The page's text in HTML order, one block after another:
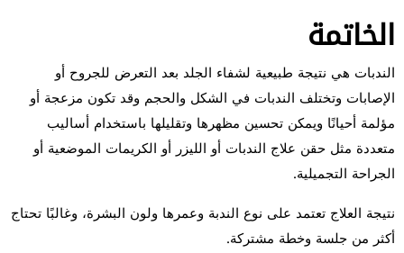
الخاتمة
الندبات هي نتيجة طبيعية لشفاء الجلد بعد التعرض للجروح أو
الإصابات وتختلف الندبات في الشكل والحجم وقد تكون مزعجة أو
مؤلمة أحيانًا ويمكن تحسين مظهرها وتقليلها باستخدام أساليب
متعددة مثل حقن علاج الندبات أو الليزر أو الكريمات الموضعية أو
الجراحة التجميلية.
نتيجة العلاج تعتمد على نوع الندبة وعمرها ولون البشرة، وغالبًا تحتاج
أكثر من جلسة وخطة مشتركة.